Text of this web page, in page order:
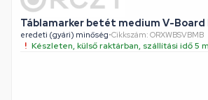
Táblamarker betét medium V-
eredeti (gyári) minőség•Cikkszám: ORXWBSVBMB
Készleten, külső raktárban, szállítási idő 5